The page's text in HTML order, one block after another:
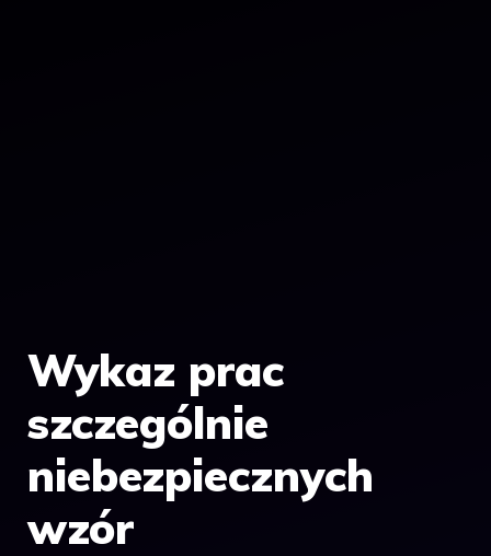
Wykaz prac
szczególnie
niebezpiecznych
wzór